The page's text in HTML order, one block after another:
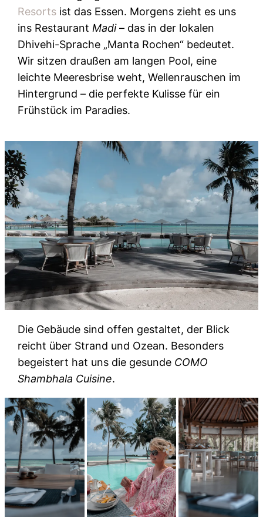
Resorts ist das Essen. Morgens zieht es uns
ins Restaurant Madi– das in der lokalen
Dhivehi-Sprache „Manta Rochen“ bedeutet.
Wir sitzen draußen am langen Pool, eine
leichte Meeresbrise weht, Wellenrauschen im
Hintergrund – die perfekte Kulisse für ein
Frühstück im Paradies.
Die Gebäude sind offen gestaltet, der Blick
reicht über Strand und Ozean. Besonders
begeistert hat uns die gesunde COMO
Shambhala Cuisine.